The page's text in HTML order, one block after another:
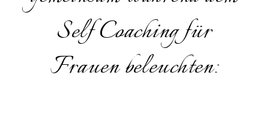
Self Coaching für
Frauen beleuchten: